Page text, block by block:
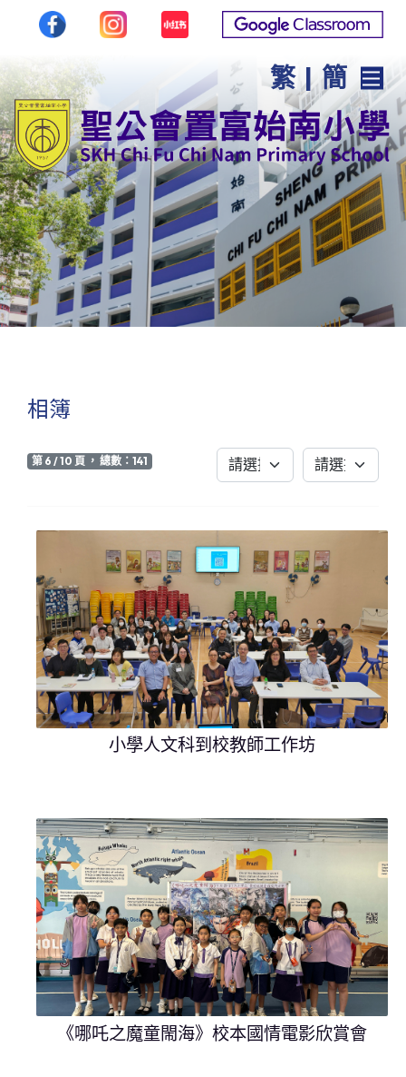
繁 |簡
相簿
第 6 / 10 頁 ， 總數：141
小學人文科到校教師工作坊
《哪吒之魔童閙海》校本國情電影欣賞會